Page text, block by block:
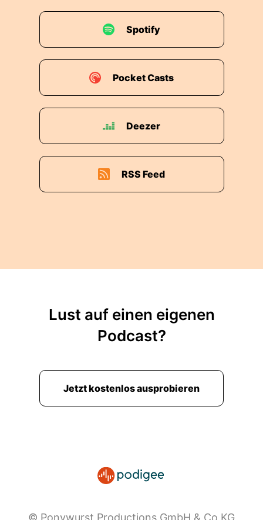
Spotify
Pocket Casts
Deezer
RSS Feed
Lust auf einen eigenen
Podcast?
Jetzt kostenlos ausprobieren
© Ponywurst Productions GmbH & Co KG